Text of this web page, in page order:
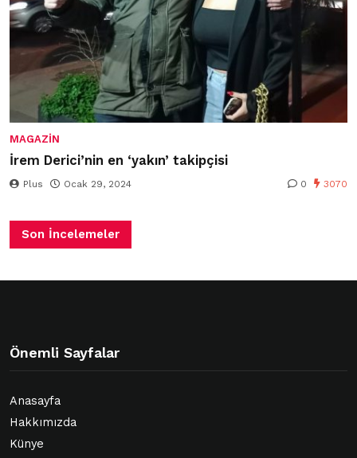
MAGAZIN
İrem Derici’nin en ‘yakın’ takipçisi
Plus Ocak 29, 2024 0 3070
Son İncelemeler
Önemli Sayfalar
Anasayfa
Hakkımızda
Künye